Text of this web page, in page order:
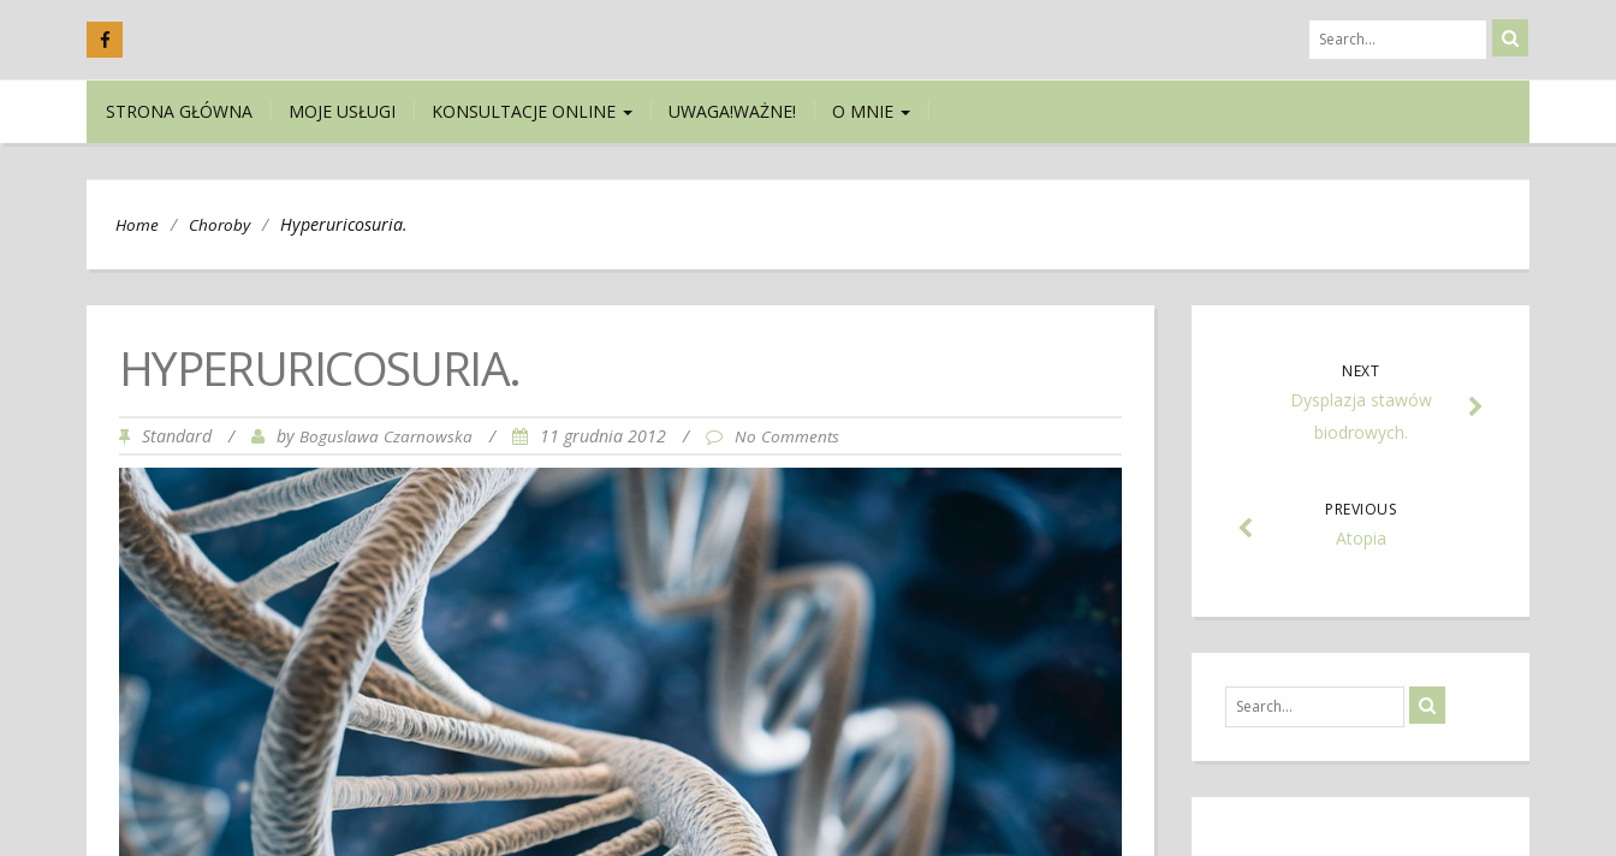
STRONA GŁÓWNA MOJE USŁUGI KONSULTACJE ONLINE UWAGA!WAŻNE! O MNIE
Home / Choroby / Hyperuricosuria.
HYPERURICOSURIA.
Standard / by Boguslawa Czarnowska / 11 grudnia 2012 / No Comments
NEXT
Dysplazja stawów
biodrowych.
PREVIOUS
Atopia